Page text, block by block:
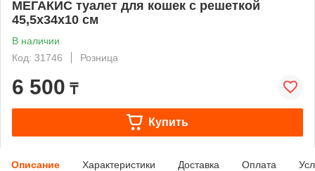
МЕГАКИС туалет для кошек с решеткой
45,5х34х10 см
В наличии
Код: 31746
Розница
6 500 ₸
Купить
Описание Характеристики Доставка Оплата